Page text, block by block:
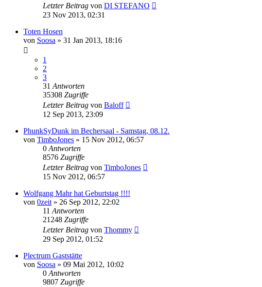
Letzter Beitrag von DI STEFANO
23 Nov 2013, 02:31
Toten Hosen
von Soosa » 31 Jan 2013, 18:16
1
2
3
31 Antworten
35308 Zugriffe
Letzter Beitrag von Baloff
12 Sep 2013, 23:09
PhunkSyDunk im Bechersaal - Samstag, 08.12.
von TimboJones » 15 Nov 2012, 06:57
0 Antworten
8576 Zugriffe
Letzter Beitrag von TimboJones
15 Nov 2012, 06:57
Wolfgang Mahr hat Geburtstag !!!!
von 0zeit » 26 Sep 2012, 22:02
11 Antworten
21248 Zugriffe
Letzter Beitrag von Thommy
29 Sep 2012, 01:52
Plectrum Gaststätte
von Soosa » 09 Mai 2012, 10:02
0 Antworten
9807 Zugriffe